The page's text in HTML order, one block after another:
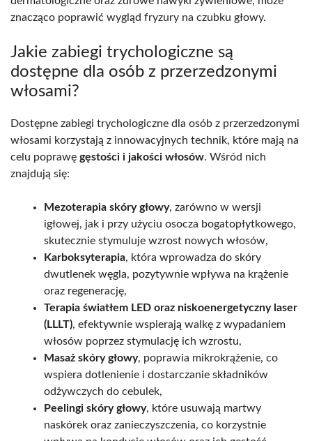
znacząco poprawić wygląd fryzury na czubku głowy.
Jakie zabiegi trychologiczne są
dostępne dla osób z przerzedzonymi
włosami?
Dostępne zabiegi trychologiczne dla osób z przerzedzonymi
włosami korzystają z innowacyjnych technik, które mają na
celu poprawę gęstości i jakości włosów. Wśród nich
znajdują się:
Mezoterapia skóry głowy, zarówno w wersji
igłowej, jak i przy użyciu osocza bogatopłytkowego,
skutecznie stymuluje wzrost nowych włosów,
Karboksyterapia, która wprowadza do skóry
dwutlenek węgla, pozytywnie wpływa na krążenie
oraz regenerację,
Terapia światłem LED oraz niskoenergetyczny laser
(LLLT), efektywnie wspierają walkę z wypadaniem
włosów poprzez stymulację ich wzrostu,
Masaż skóry głowy, poprawia mikrokrążenie, co
wspiera dotlenienie i dostarczanie składników
odżywczych do cebulek,
Peelingi skóry głowy, które usuwają martwy
naskórek oraz zanieczyszczenia, co korzystnie